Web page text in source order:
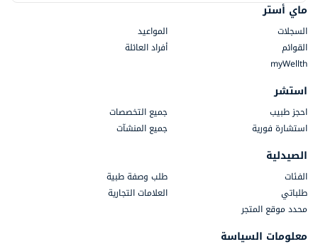
ماي أستر
السجلات
المواعيد
القوائم
أفراد العائلة
myWellth
استشر
احجز طبيب
جميع التخصصات
استشارة فورية
جميع المنشآت
الصيدلية
الفئات
طلب وصفة طبية
طلباتي
العلامات التجارية
محدد موقع المتجر
معلومات السياسة